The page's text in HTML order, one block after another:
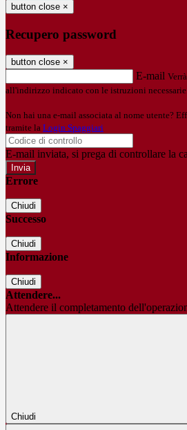
button close ×
Recupero password
button close ×
E-mail
all'indirizzo indicato con le istruzioni
Non hai una e-mail associata al nome utente?
tramite la Login Spaggiari
E-mail inviata, si prega di controllare la
Errore
Chiudi
Successo
Chiudi
Informazione
Chiudi
Attendere...
Attendere il completamento
Chiudi